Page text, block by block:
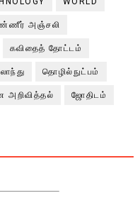
அஞ்சலி
கவிதைத் தோட்டம்
தொழில்நுட்பம்
அறிவித்தல் ஜோதிடம்